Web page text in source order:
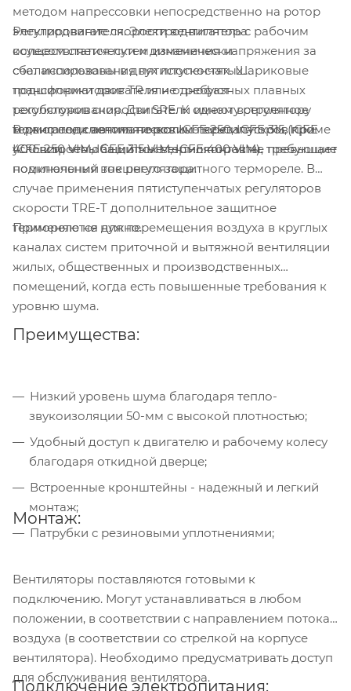
методом напрессовки непосредственно на ротор
электродвигателя. Электродвигатель с рабочим
колесом статически и динамически
сбалансированы в двух плоскостях. Шариковые
подшипники двигателя не требуют
техобслуживания. Двигатели имеют встроенное
термореле с автоматическим перезапуском (кроме
ICFE 250 VIM, ICFE 315 VIM, ICFE 400 VIM).
Регулирование скорости вентилятора
осуществляется путем изменения напряжения за
счет использования пятиступенчатых
трансформаторов TR или однофазных плавных
регуляторов скорости SRE. К одному регулятору
можно подключить несколько вентиляторов при
условии, что общий ток вентиляторов не превышает
номинальный ток регулятора.
В двигатели вентиляторов ICFE 250, ICFE 315, ICFE
400 встроены защитные термоконтакты, требующие
подключения внешнего защитного термореле. В
случае применения пятиступенчатых регуляторов
скорости TRE-T дополнительное защитное
термореле не нужно.
Применяются для перемещения воздуха в круглых
каналах систем приточной и вытяжной вентиляции
жилых, общественных и производственных
помещений, когда есть повышенные требования к
уровню шума.
Преимущества:
Низкий уровень шума благодаря тепло-
звукоизоляции 50-мм с высокой плотностью;
Удобный доступ к двигателю и рабочему колесу
благодаря откидной дверце;
Встроенные кронштейны - надежный и легкий
монтаж;
Патрубки с резиновыми уплотнениями;
Монтаж:
Вентиляторы поставляются готовыми к
подключению. Могут устанавливаться в любом
положении, в соответствии с направлением потока
воздуха (в соответствии со стрелкой на корпусе
вентилятора). Необходимо предусматривать доступ
для обслуживания вентилятора.
Подключение электропитания: